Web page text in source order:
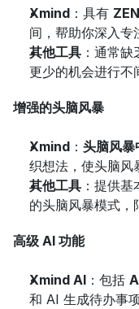
Xmind ：具有
间，帮助你深入专
其他工具 ：通常
更少的机会进行不
增强的头脑风暴
Xmind ： 头脑风暴
织想法，使头脑风
其他工具 ：提供
的头脑风暴模式，
高级 AI 功能
Xmind AI ：包括
和 AI 生成待办事